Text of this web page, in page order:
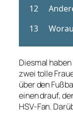
Diesmal
zwei tolle
über den
einen drauf,
HSV-Fan.